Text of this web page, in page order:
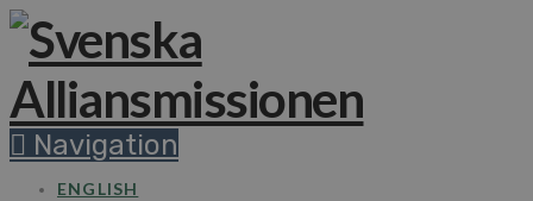
Navigation
ENGLISH